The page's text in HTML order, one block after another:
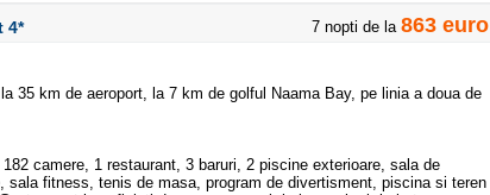
4* 7 nopti de la 863 euro
35 km de aeroport, la 7 km de golful Naama Bay, pe linia a doua de
182 camere, 1 restaurant, 3 baruri, 2 piscine exterioare, sala de
sala fitness, tenis de masa, program de divertisment, piscina si teren